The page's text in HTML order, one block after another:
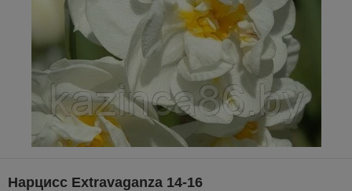
Нарцисс Extravaganza 14-16